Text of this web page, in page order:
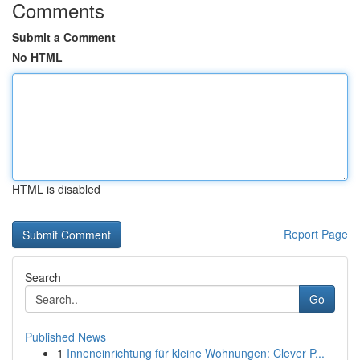
Comments
Submit a Comment
No HTML
HTML is disabled
Report Page
Search
Go
Published News
1 Inneneinrichtung für kleine Wohnungen: Clever P...